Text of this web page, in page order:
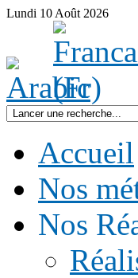
Lundi 10 Août 2026
Accueil
Nos
Nos